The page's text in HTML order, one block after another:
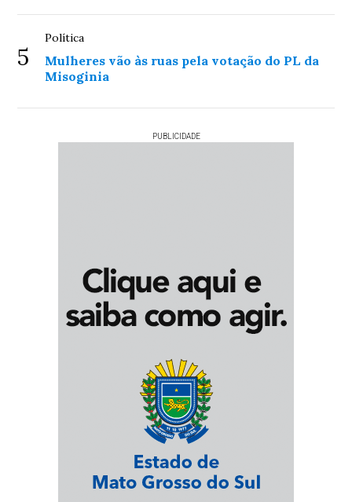
5
Política
Mulheres vão às ruas pela votação do PL da
Misoginia
PUBLICIDADE